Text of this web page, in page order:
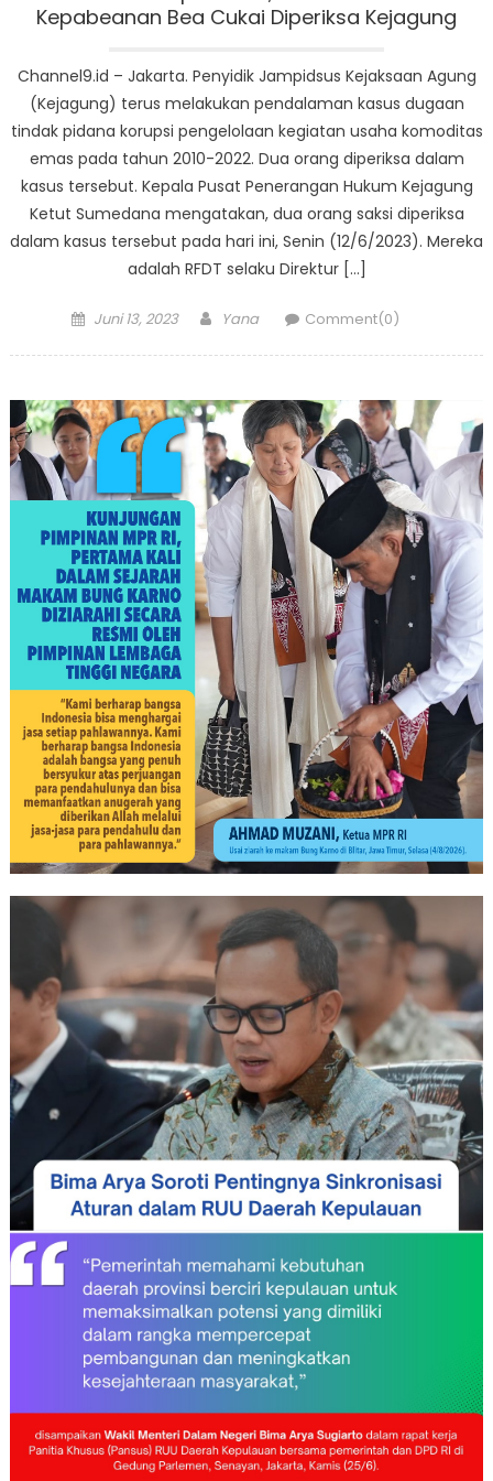
Kepabeanan Bea Cukai Diperiksa Kejagung
Channel9.id – Jakarta. Penyidik Jampidsus Kejaksaan Agung
(Kejagung) terus melakukan pendalaman kasus dugaan
tindak pidana korupsi pengelolaan kegiatan usaha komoditas
emas pada tahun 2010-2022. Dua orang diperiksa dalam
kasus tersebut. Kepala Pusat Penerangan Hukum Kejagung
Ketut Sumedana mengatakan, dua orang saksi diperiksa
dalam kasus tersebut pada hari ini, Senin (12/6/2023). Mereka
adalah RFDT selaku Direktur […]
Posted
Juni 13, 2023 Author
Yana Comment(0)